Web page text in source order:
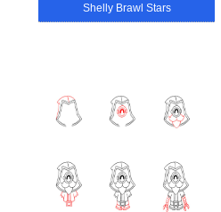
Shelly Brawl Stars